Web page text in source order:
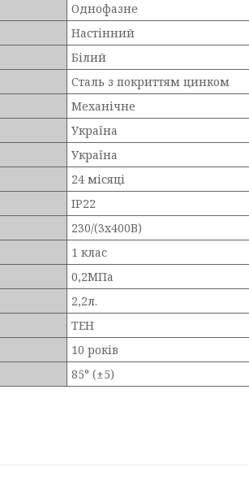
Однофазне
Настінний
Білий
Сталь з покриттям цинком
Механічне
Україна
Україна
24 місяці
IP22
230/(3х400В)
1 клас
0,2МПа
2,2л.
ТЕН
10 років
85° (±5)